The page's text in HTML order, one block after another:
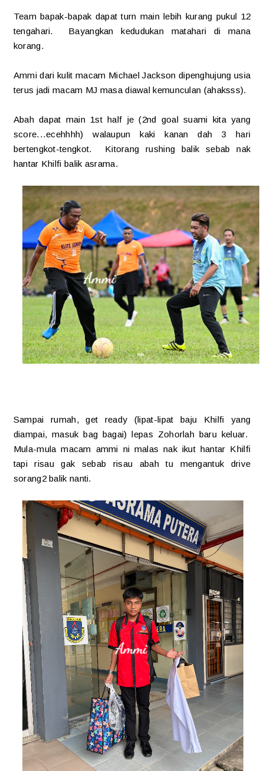
Team bapak-bapak dapat turn main lebih kurang pukul 12
tengahari. Bayangkan kedudukan matahari di mana
korang.
Ammi dari kulit macam Michael Jackson dipenghujung usia
terus jadi macam MJ masa diawal kemunculan (ahaksss).
Abah dapat main 1st half je (2nd goal suami kita yang
score...ecehhhh) walaupun kaki kanan dah 3 hari
bertengkot-tengkot. Kitorang rushing balik sebab nak
hantar Khilfi balik asrama.
Sampai rumah, get ready (lipat-lipat baju Khilfi yang
diampai, masuk bag bagai) lepas Zohorlah baru keluar.
Mula-mula macam ammi ni malas nak ikut hantar Khilfi
tapi risau gak sebab risau abah tu mengantuk drive
sorang2 balik nanti.